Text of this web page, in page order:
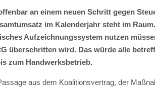
an einem neuen Schritt gegen
im Kalenderjahr steht im
Aufzeichnungssystem nutzen
überschritten wird. Das würde alle
zum Handwerksbetrieb.
aus dem Koalitionsvertrag, der